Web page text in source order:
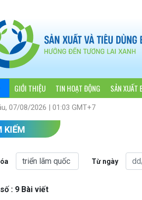
GIỚI THIỆU TIN HOẠT ĐỘNG SẢN XUẤT
07/08/2026 | 01:03 GMT+7
KIẾM
Từ ngày
: 9 Bài viết